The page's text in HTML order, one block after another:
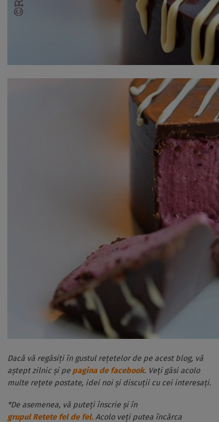
Dacă vă regăsiți în gustul rețetelor de pe acest blog, vă
aștept zilnic și pe pagina de facebook. Veți găsi acolo
multe rețete postate, idei noi și discuții cu cei interesați.
*De asemenea, vă puteți înscrie și în
grupul Retete fel de fel. Acolo veți putea încărca